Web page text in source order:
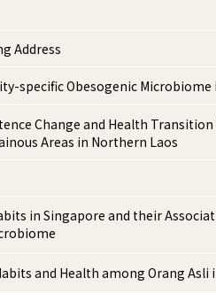
Address
specific Obesogenic Microbiome
Change and Health
Areas in Northern Laos
in Singapore and their
and Health among Orang Asli